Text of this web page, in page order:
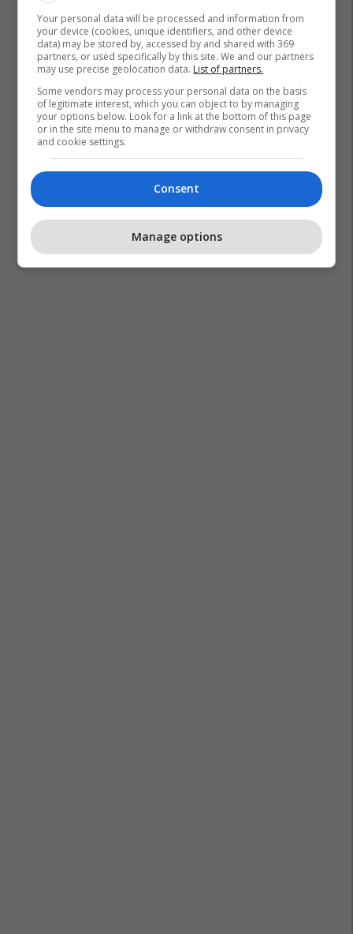
Your personal data will be processed and information from
your device (cookies, unique identifiers, and other device
data) may be stored by, accessed by and shared with 369
partners, or used specifically by this site. We and our partners
may use precise geolocation data. List of partners.
Some vendors may process your personal data on the basis
of legitimate interest, which you can object to by managing
your options below. Look for a link at the bottom of this page
or in the site menu to manage or withdraw consent in privacy
and cookie settings.
Consent
Manage options